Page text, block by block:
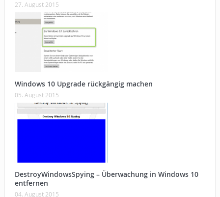
27. August 2015
Windows 10 Upgrade rückgängig machen
05. August 2015
DestroyWindowsSpying – Überwachung in Windows 10
entfernen
04. August 2015